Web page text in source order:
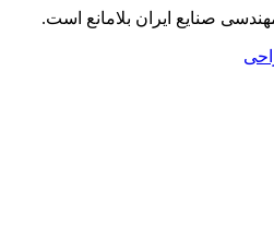
صنایع ایران بلامانع است.